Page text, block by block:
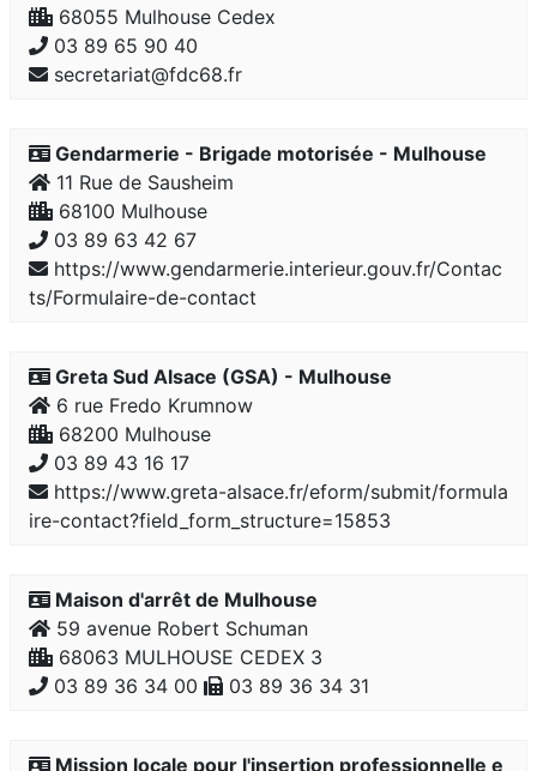
68055 Mulhouse Cedex
03 89 65 90 40
secretariat@fdc68.fr
Gendarmerie - Brigade motorisée - Mulhouse
11 Rue de Sausheim
68100 Mulhouse
03 89 63 42 67
https://www.gendarmerie.interieur.gouv.fr/Contac
ts/Formulaire-de-contact
Greta Sud Alsace (GSA) - Mulhouse
6 rue Fredo Krumnow
68200 Mulhouse
03 89 43 16 17
https://www.greta-alsace.fr/eform/submit/formula
ire-contact?field_form_structure=15853
Maison d'arrêt de Mulhouse
59 avenue Robert Schuman
68063 MULHOUSE CEDEX 3
03 89 36 34 00
03 89 36 34 31
Mission locale pour l'insertion professionnelle e